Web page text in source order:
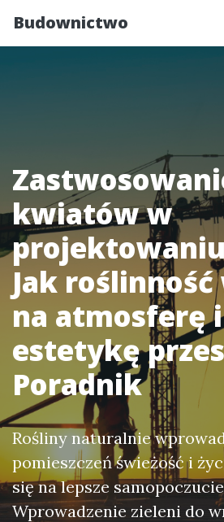
Budownictwo
kwiatów w
Jak
na atmosferę i
estetykę
Poradnik
Rośliny naturalnie
pomieszczeń świeżość i
się na lepsze
Wprowadzenie zieleni do